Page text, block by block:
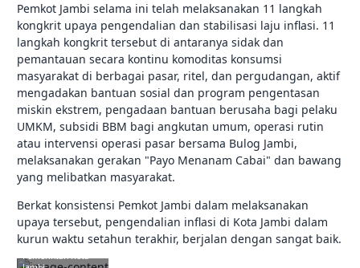
Pemkot Jambi selama ini telah melaksanakan 11 langkah
kongkrit upaya pengendalian dan stabilisasi laju inflasi. 11
langkah kongkrit tersebut di antaranya sidak dan
pemantauan secara kontinu komoditas konsumsi
masyarakat di berbagai pasar, ritel, dan pergudangan, aktif
mengadakan bantuan sosial dan program pengentasan
miskin ekstrem, pengadaan bantuan berusaha bagi pelaku
UMKM, subsidi BBM bagi angkutan umum, operasi rutin
atau intervensi operasi pasar bersama Bulog Jambi,
melaksanakan gerakan "Payo Menanam Cabai" dan bawang
yang melibatkan masyarakat.
Berkat konsistensi Pemkot Jambi dalam melaksanakan
upaya tersebut, pengendalian inflasi di Kota Jambi dalam
kurun waktu setahun terakhir, berjalan dengan sangat baik.
jambikota.go.id |